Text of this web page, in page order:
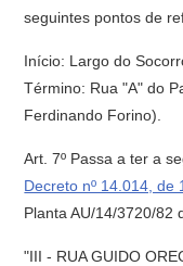
seguintes pontos de
Início: Largo do
Término: Rua "A" do
Ferdinando Forino).
Art. 7º Passa a ter a
Decreto nº 14.014, de
Planta AU/14/3720/82
"III - RUA GUIDO